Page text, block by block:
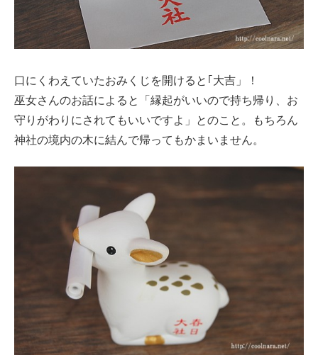
口にくわえていたおみくじを開けると｢大吉」！
巫女さんのお話によると「縁起がいいので持ち帰り、お
守りがわりにされてもいいですよ」とのこと。もちろん
神社の境内の木に結んで帰ってもかまいません。